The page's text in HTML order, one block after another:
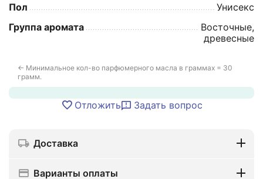
Пол
Унисекс
Группа аромата
Восточные,
древесные
← Минимальное кол-во парфюмерного масла в граммах = 30
грамм.
Отложить Задать вопрос
Доставка
Варианты оплаты